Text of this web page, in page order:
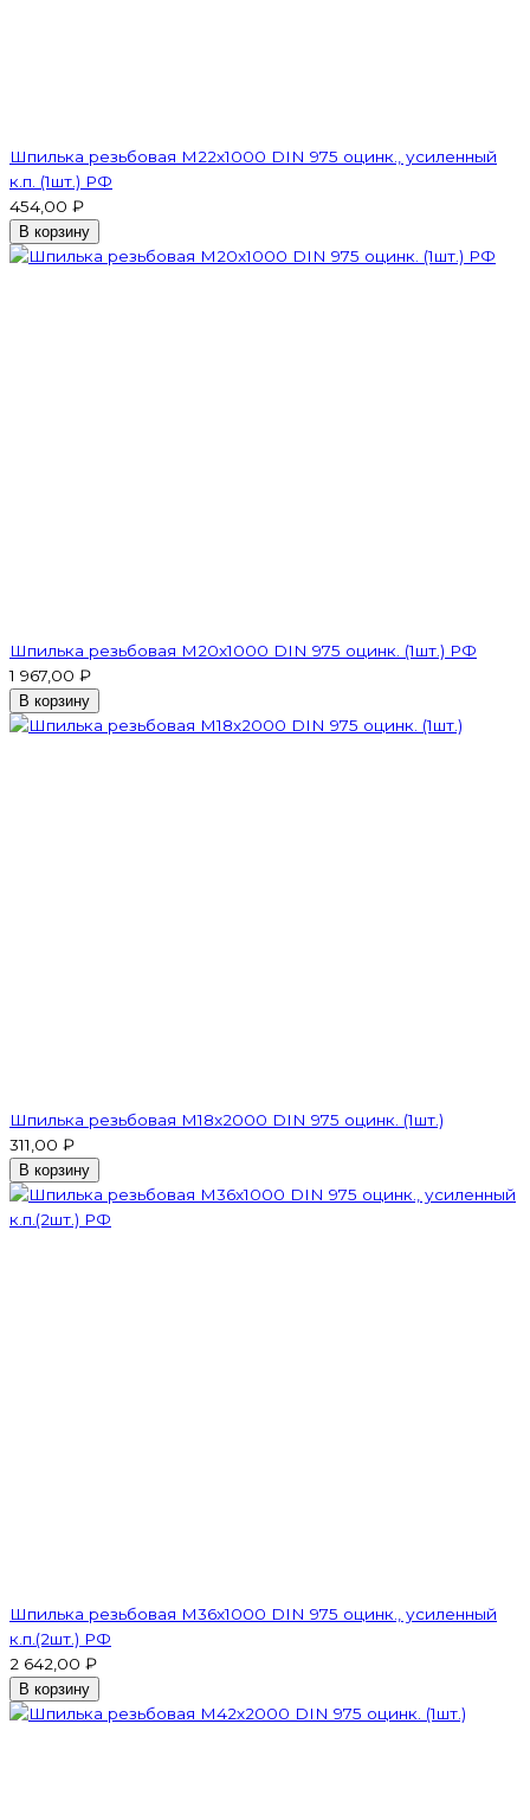
Шпилька резьбовая M22x1000 DIN 975 оцинк., усиленный
к.п. (1шт.) РФ
454,00 ₽
В корзину
Шпилька резьбовая M20x1000 DIN 975 оцинк. (1шт.) РФ
1 967,00 ₽
В корзину
Шпилька резьбовая M18x2000 DIN 975 оцинк. (1шт.)
311,00 ₽
В корзину
Шпилька резьбовая M36x1000 DIN 975 оцинк., усиленный
к.п.(2шт.) РФ
2 642,00 ₽
В корзину